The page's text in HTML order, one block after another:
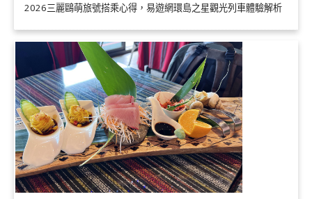
2026三麗鷗萌旅號搭乘心得，易遊網環島之星觀光列車體驗解析